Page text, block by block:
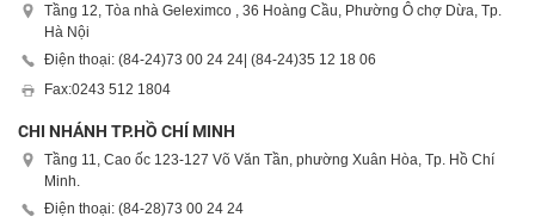
Tầng 12, Tòa nhà Geleximco , 36 Hoàng Cầu, Phường Ô chợ Dừa, Tp.
Hà Nội
Điện thoại: (84-24)73 00 24 24| (84-24)35 12 18 06
Fax:0243 512 1804
CHI NHÁNH TP.HỒ CHÍ MINH
Tầng 11, Cao ốc 123-127 Võ Văn Tần, phường Xuân Hòa, Tp. Hồ Chí
Minh.
Điện thoại: (84-28)73 00 24 24